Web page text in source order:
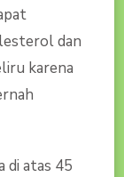
dan
karena
di atas 45